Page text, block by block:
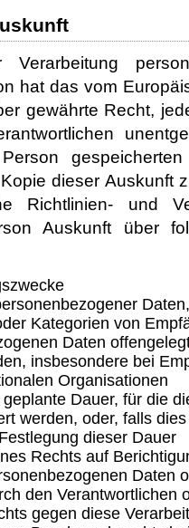
hat das vom
gewährte Recht,
gespeicherten
dieser Auskunft
Richtlinien- und
Auskunft über
Kategorien von
Daten
insbesondere bei
Organisationen
Dauer, für die
werden, oder, falls
dieser Dauer
Rechts auf
Daten
den Verantwortlichen
gegen diese